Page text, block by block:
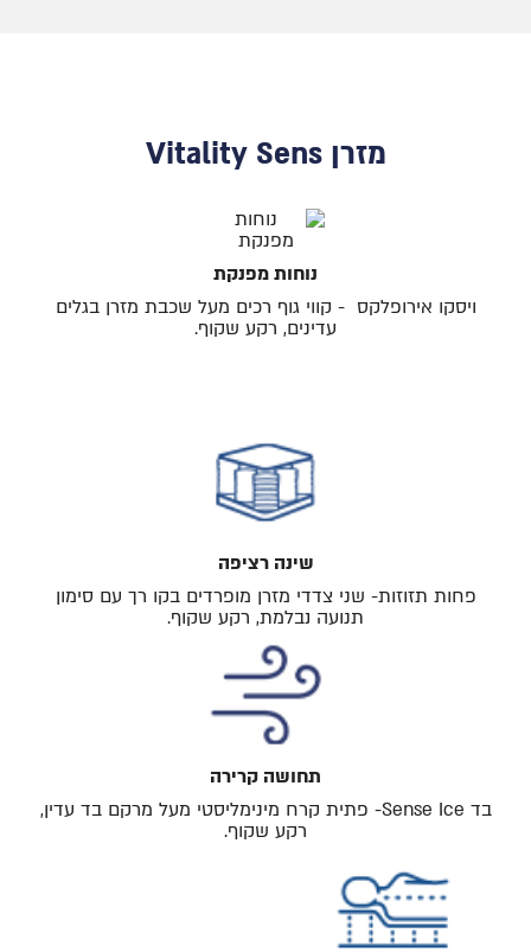
מזרן Vitality Sens
נוחות מפנקת
ויסקו אירופלקס - קווי גוף רכים מעל שכבת מזרן בגלים
עדינים, רקע שקוף.
שינה רציפה
פחות תזוזות- שני צדדי מזרן מופרדים בקו רך עם סימון
תנועה נבלמת, רקע שקוף.
תחושה קרירה
בד Sense Ice- פתית קרח מינימליסטי מעל מרקם בד עדין,
רקע שקוף.